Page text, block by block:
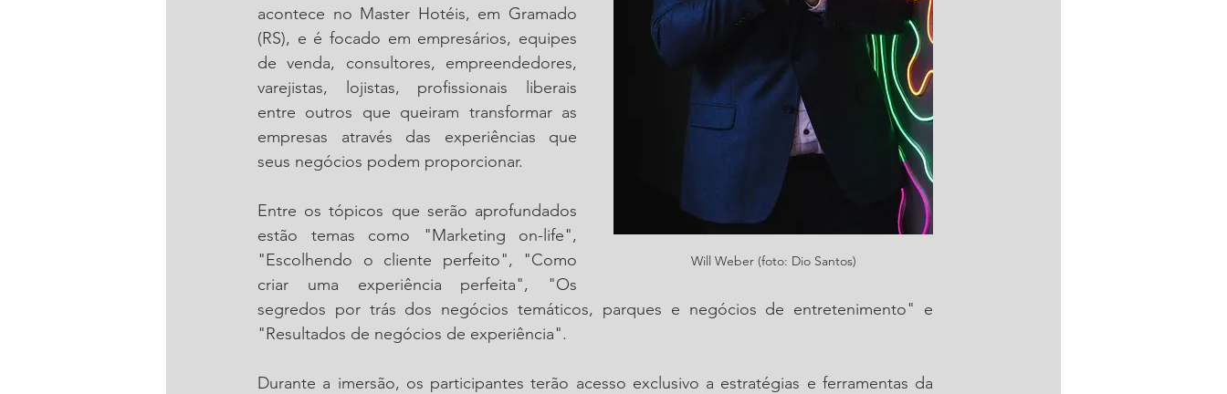
Will Weber (foto: Dio Santos)
acontece no Master Hotéis, em Gramado
(RS), e é focado em empresários, equipes
de venda, consultores, empreendedores,
varejistas, lojistas, profissionais liberais
entre outros que queiram transformar as
empresas através das experiências que
seus negócios podem proporcionar.
Entre os tópicos que serão aprofundados
estão temas como "Marketing on-life",
"Escolhendo o cliente perfeito", "Como
criar uma experiência perfeita", "Os
segredos por trás dos negócios temáticos, parques e negócios de entretenimento" e
"Resultados de negócios de experiência".
Durante a imersão, os participantes terão acesso exclusivo a estratégias e ferramentas da